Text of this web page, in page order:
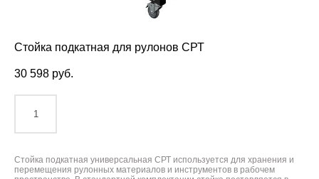
Стойка подкатная для рулонов СРТ
30 598 pуб.
Стойка подкатная универсальная СРТ используется для хранения и
перемещения рулонных материалов и инструментов в рабочем